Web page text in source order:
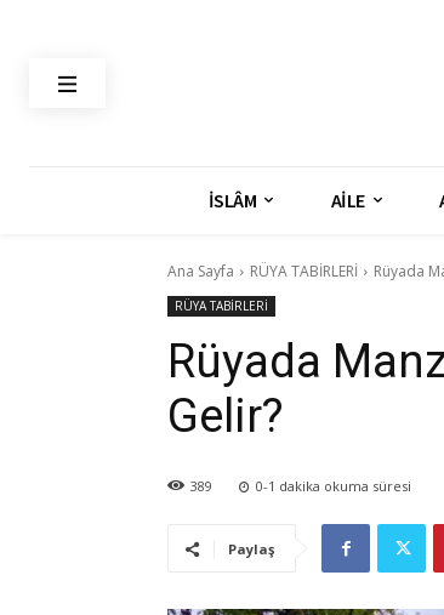
İSLÂM AİLE
Ana Sayfa RÜYA TABİRLERİ Rüyada
RÜYA TABİRLERİ
Rüyada
Gelir?
389 0-1 dakika okuma süresi
Paylaş